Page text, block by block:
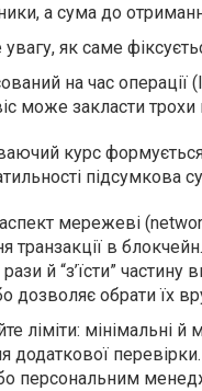
а сума до
увагу, як саме
на час операції
може закласти
курс
підсумкова
мережеві
транзакції в
й “з’їсти”
дозволяє обрати їх
ліміти: мінімальні
додаткової
персональним